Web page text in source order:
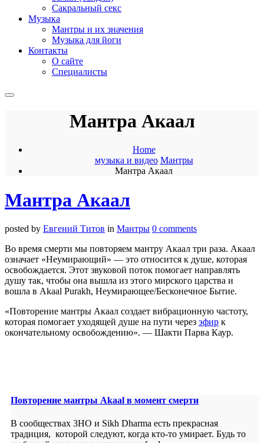
Сакральный секс
Музыка
Мантры и их значения
Музыка для йоги
Контакты
О сайте
Специалисты
Мантра Акаал
Home
музыка и видео Мантры
Мантра Акаал
Мантра Акаал
posted by Евгений Титов in Мантры 0 comments
Во время смерти мы повторяем мантру Акаал три раза. Акаал
означает «Неумирающий» — это относится к душе, которая
освобождается. Этот звуковой поток помогает направлять
душу так, чтобы она вышла из этого мирского царства и
вошла в Akaal Purakh, Неумирающее/Бесконечное Бытие.
«Повторение мантры Акаал создает вибрационную частоту,
которая помогает уходящей душе на пути через эфир к
окончательному освобождению». — Шакти Парва Каур.
Повторение мантры Akaal в момент смерти
В сообществах 3HO и Sikh Dharma есть прекрасная
традиция, которой следуют, когда кто-то умирает. Будь то